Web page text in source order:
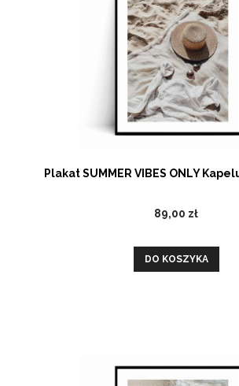
Plakat SUMMER VIBES ONLY
89,00 zł
DO KOSZYKA